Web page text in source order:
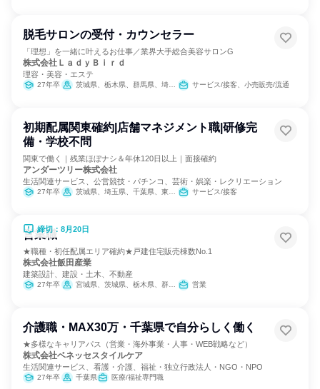
脱毛サロンの受付・カウンセラー
「理想」を一緒に叶えるお仕事／業界大手総合美容サロンG
株式会社ＬａｄｙＢｉｒｄ
理容・美容・エステ
27年卒 茨城県、栃木県、群馬県、埼玉県、千葉県、神奈川県、新潟県、山梨県、長野県 サービス/接客、小売販売/流通
初期配属関東確約|店舗マネジメント職|研修完
備・学校不問
関東で働く｜残業ほぼナシ＆年休120日以上｜面接確約
アンダーツリー株式会社
生活関連サービス、公営競技・パチンコ、芸術・娯楽・レクリエーション
27年卒 茨城県、埼玉県、千葉県、東京都、神奈川県 サービス/接客
締切：8月20日
営業職
★職種・初任配属エリア確約★戸建住宅販売棟数No.1
株式会社飯田産業
建築設計、建設・土木、不動産
27年卒 宮城県、茨城県、栃木県、群馬県、埼玉県、千葉県、東京都、神奈川県、静岡県、愛知県、大阪府、兵庫県、愛媛県、福岡県、熊本県、宮崎県、沖縄県 営業
介護職・MAX30万・千葉県で自分らしく働く
★多様なキャリアパス（営業・海外事業・人事・WEB戦略など）
株式会社ベネッセスタイルケア
生活関連サービス、看護・介護、福祉・独立行政法人・NGO・NPO
27年卒 千葉県 医療/福祉専門職